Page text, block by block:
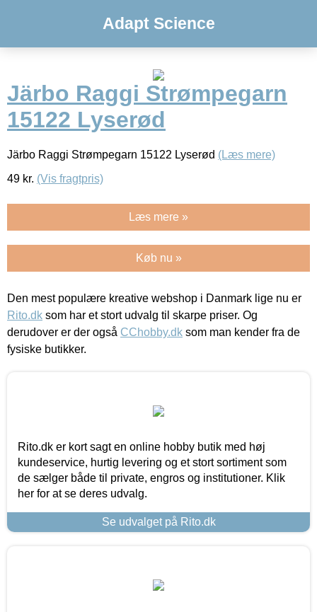
Adapt Science
Järbo Raggi Strømpegarn
15122 Lyserød
Järbo Raggi Strømpegarn 15122 Lyserød (Læs mere)
49 kr. (Vis fragtpris)
Læs mere »
Køb nu »
Den mest populære kreative webshop i Danmark lige nu er
Rito.dk som har et stort udvalg til skarpe priser. Og
derudover er der også CChobby.dk som man kender fra de
fysiske butikker.
Rito.dk er kort sagt en online hobby butik med høj
kundeservice, hurtig levering og et stort sortiment som
de sælger både til private, engros og institutioner. Klik
her for at se deres udvalg.
Se udvalget på Rito.dk